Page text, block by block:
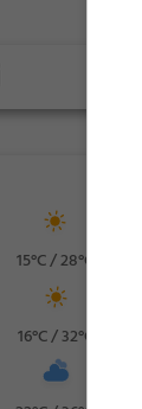
15°C / 28°C
16°C / 32°C